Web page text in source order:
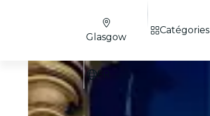
Glasgow
FR
Catégories